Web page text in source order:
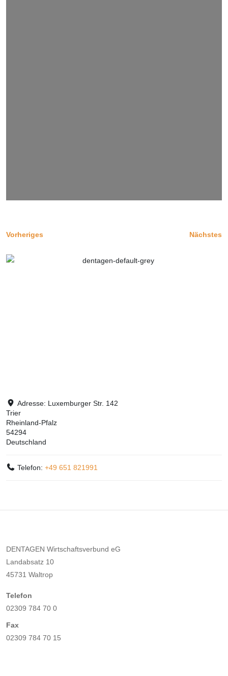
Vorheriges Nächstes
Adresse: Luxemburger Str. 142
Trier
Rheinland-Pfalz
54294
Deutschland
Telefon:+49 651 821991
DENTAGEN Wirtschaftsverbund eG
Landabsatz 10
45731 Waltrop
Telefon
02309 784 70 0
Fax
02309 784 70 15